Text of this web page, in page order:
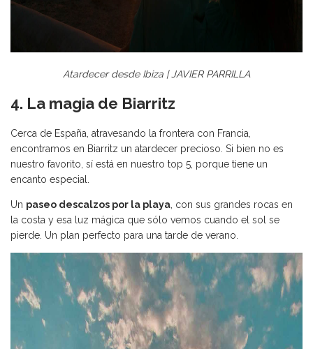
Atardecer desde Ibiza | JAVIER PARRILLA
4. La magia de Biarritz
Cerca de España, atravesando la frontera con Francia,
encontramos en Biarritz un atardecer precioso. Si bien no es
nuestro favorito, sí está en nuestro top 5, porque tiene un
encanto especial.
Un paseo descalzos por la playa, con sus grandes rocas en
la costa y esa luz mágica que sólo vemos cuando el sol se
pierde. Un plan perfecto para una tarde de verano.